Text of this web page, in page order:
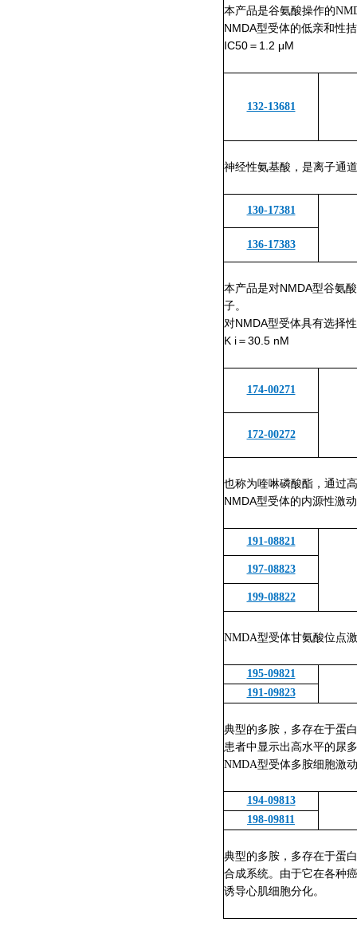
本产品是谷氨酸操作的
NMDA型受体的低亲和性
IC50＝1.2 μM
132-13681
神经性氨基酸，是离子通
130-17381
136-17383
本产品是对NMDA型谷氨
子。
对NMDA型受体具有选择
K i＝30.5 nM
174-00271
172-00272
也称为喹啉磷酸酯，通过
NMDA型受体的内源性激
191-08821
197-08823
199-08822
NMDA型受体甘氨酸位点
195-09821
191-09823
典型的多胺，多存在于蛋
患者中显示出高水平的尿
NMDA型受体多胺细胞激
194-09813
198-09811
典型的多胺，多存在于蛋
合成系统。由于它在各种
诱导心肌细胞分化。